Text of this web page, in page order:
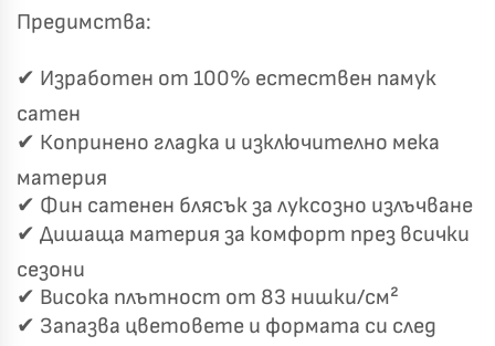
Предимства:
✔ Изработен от 100% естествен памук
сатен
✔ Копринено гладка и изключително мека
материя
✔ Фин сатенен блясък за луксозно излъчване
✔ Дишаща материя за комфорт през всички
сезони
✔ Висока плътност от 83 нишки/см²
✔ Запазва цветовете и формата си след